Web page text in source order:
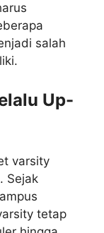
salah
Up-
varsity
. Sejak
tetap